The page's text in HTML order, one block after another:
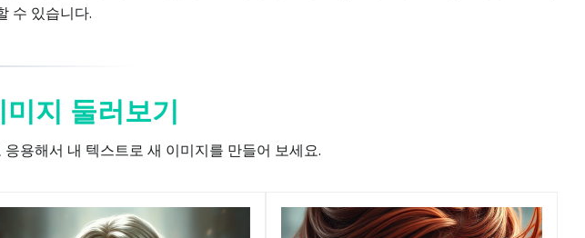
수 있습니다.
지 둘러보기
용해서 내 텍스트로 새 이미지를 만들어 보세요.